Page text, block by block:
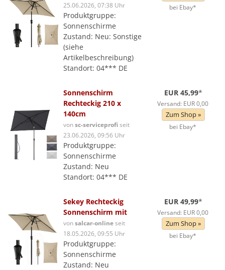
25.06.2026, 07:38 Uhr
Produktgruppe:
Sonnenschirme
Zustand: Neu: Sonstige
(siehe
Artikelbeschreibung)
Standort: 04*** DE
bei Ebay*
Sonnenschirm
Rechteckig 210 x
140cm
vonsc-serviceprofiseit
23.06.2026, 09:56 Uhr
Produktgruppe:
Sonnenschirme
Zustand: Neu
Standort: 04*** DE
EUR 45,99*
Versand: EUR 0,00
Zum Shop »
bei Ebay*
Sekey Rechteckig
Sonnenschirm mit
vonsalcar-onlineseit
18.05.2026, 09:55 Uhr
Produktgruppe:
Sonnenschirme
Zustand: Neu
EUR 49,99*
Versand: EUR 0,00
Zum Shop »
bei Ebay*